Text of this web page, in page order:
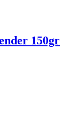
150gr